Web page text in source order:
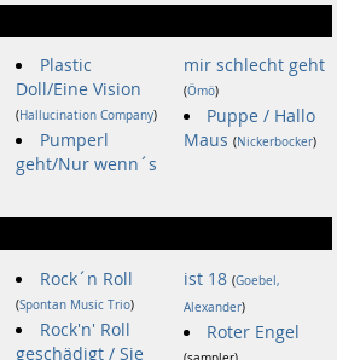
Plastic
Doll/Eine Vision
(Hallucination Company)
Pumperl
geht/Nur wenn´s
mir schlecht geht
(Ömö)
Puppe / Hallo
Maus (Nickerbocker)
Rock´n Roll
(Spontan Music Trio)
Rock'n' Roll
geschädigt / Sie
ist 18 (Goebel,
Alexander)
Roter Engel